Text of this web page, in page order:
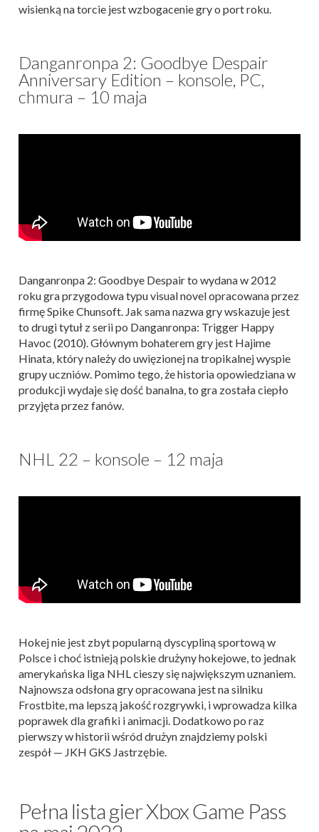
wisienką na torcie jest wzbogacenie gry o port roku.
Danganronpa 2: Goodbye Despair
Anniversary Edition – konsole, PC,
chmura – 10 maja
Danganronpa 2: Goodbye Despair to wydana w 2012
roku gra przygodowa typu visual novel opracowana przez
firmę Spike Chunsoft. Jak sama nazwa gry wskazuje jest
to drugi tytuł z serii po Danganronpa: Trigger Happy
Havoc (2010). Głównym bohaterem gry jest Hajime
Hinata, który należy do uwięzionej na tropikalnej wyspie
grupy uczniów. Pomimo tego, że historia opowiedziana w
produkcji wydaje się dość banalna, to gra została ciepło
przyjęta przez fanów.
NHL 22 – konsole – 12 maja
Hokej nie jest zbyt popularną dyscypliną sportową w
Polsce i choć istnieją polskie drużyny hokejowe, to jednak
amerykańska liga NHL cieszy się największym uznaniem.
Najnowsza odsłona gry opracowana jest na silniku
Frostbite, ma lepszą jakość rozgrywki, i wprowadza kilka
poprawek dla grafiki i animacji. Dodatkowo po raz
pierwszy w historii wśród drużyn znajdziemy polski
zespół — JKH GKS Jastrzębie.
Pełna lista gier Xbox Game Pass